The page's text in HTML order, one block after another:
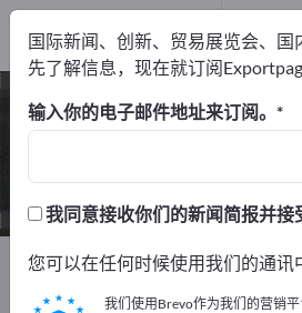
工业连接器 – 查找制造
8 7
Exportpages 电气工程 电机构件
工业连接器
国际新闻、创新、贸易展览会、国
先了解信息，现在就订阅
输入你的电子邮件地址来订阅。
我同意接收你们的新闻简报并接
您可以在任何时候使用我们的通讯
我们使用Brevo作为我们的营销